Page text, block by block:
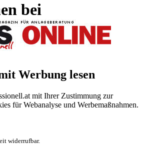
bei
Werbung lesen
mit Ihrer Zustimmung zur
für Webanalyse und Werbemaßnahmen.
widerrufbar.